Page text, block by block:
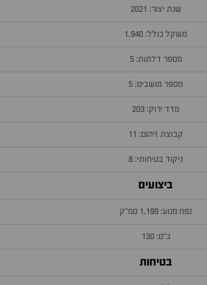
שנת יצור: 2021
משקל כולל: 1,940
מספר דלתות: 5
מספר מושבים: 5
מדד ירוק: 203
קבוצת זיהום: 11
ניקוד בטיחותי: 8
ביצועים
נפח מנוע: 1,199 סמ״ק
כ״ס: 130
בטיחות